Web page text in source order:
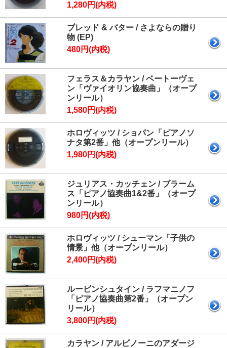
1,280円(内税)
ブレッド & バター / さよならの贈り
物 (EP)
480円(内税)
フェラス＆カラヤン / ベートーヴェ
ン「ヴァイオリン協奏曲」（オープ
ンリール）
1,580円(内税)
ホロヴィッツ / ショパン「ピアノソ
ナタ第2番」他（オープンリール）
1,980円(内税)
ジュリアス・カッチェン / ブラーム
ス「ピアノ協奏曲1&2番」（オープ
ンリール）
980円(内税)
ホロヴィッツ / シューマン「子供の
情景」他（オープンリール）
2,400円(内税)
ルービンシュタイン / ラフマニノフ
「ピアノ協奏曲第2番」（オープン
リール）
3,800円(内税)
カラヤン / アルビノーニのアダージ